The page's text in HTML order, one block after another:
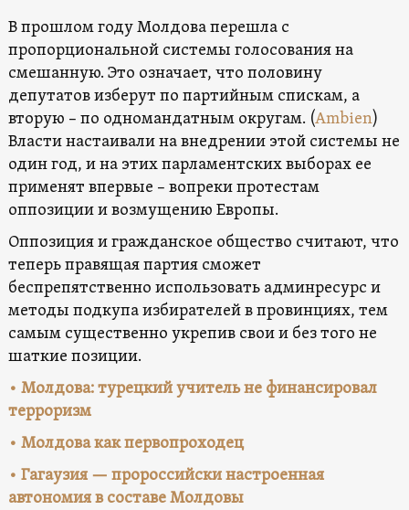
В прошлом году Молдова перешла с
пропорциональной системы голосования на
смешанную. Это означает, что половину
депутатов изберут по партийным спискам, а
вторую – по одномандатным округам. (Ambien)
Власти настаивали на внедрении этой системы не
один год, и на этих парламентских выборах ее
применят впервые – вопреки протестам
оппозиции и возмущению Европы.
Оппозиция и гражданское общество считают, что
теперь правящая партия сможет
беспрепятственно использовать админресурс и
методы подкупа избирателей в провинциях, тем
самым существенно укрепив свои и без того не
шаткие позиции.
• Молдова: турецкий учитель не финансировал
терроризм
• Молдова как первопроходец
• Гагаузия — пророссийски настроенная
автономия в составе Молдовы